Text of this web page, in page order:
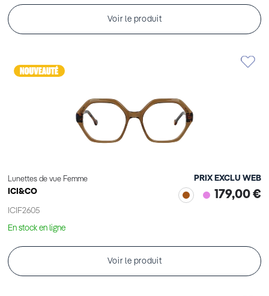
Voir le produit
Lunettes de vue Femme
ICI&CO
ICIF2605
PRIX EXCLU WEB
179,00 €
En stock en ligne
Voir le produit